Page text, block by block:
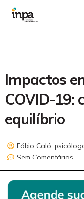
Impactos
COVID-19:
equilíbrio
Fábio Caló,
Sem Comentários